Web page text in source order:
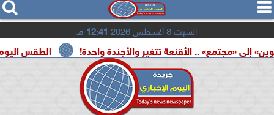
  
السبت 8 أغسطس 2026 12:41 مـ
الطقس اليوم.. شديد .. الأقنعة تتغير والأجندة واحدة!